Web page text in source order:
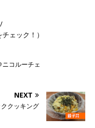
ェック！）
ニコルーチェ
NEXT
ククッキング